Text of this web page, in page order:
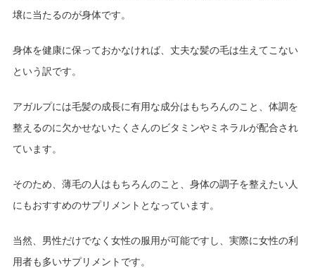
壌に当たるのが身体です。
身体を健康に保っておかなければ、丈夫な髪の毛は生えてこない
という訳です。
アガルプには毛髪の成長に有用な成分はもちろんのこと、体調を
整えるのに欠かせないたくさんのビタミンやミネラルが配合され
ています。
そのため、薄毛の人はもちろんのこと、身体の調子を整えたい人
にもおすすめのサプリメントとなっています。
当然、男性だけでなく女性の服用が可能ですし、実際に女性の利
用者も多いサプリメントです。